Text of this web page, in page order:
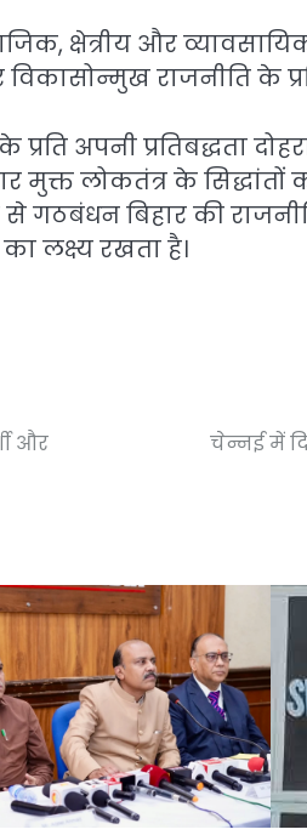
क्षेत्रीय और
राजनीति के
अपनी प्रतिबद्धता
मुक्त लोकतंत्र के
गठबंधन बिहार की
लक्ष्य रखता है।
और
चेन्नई में